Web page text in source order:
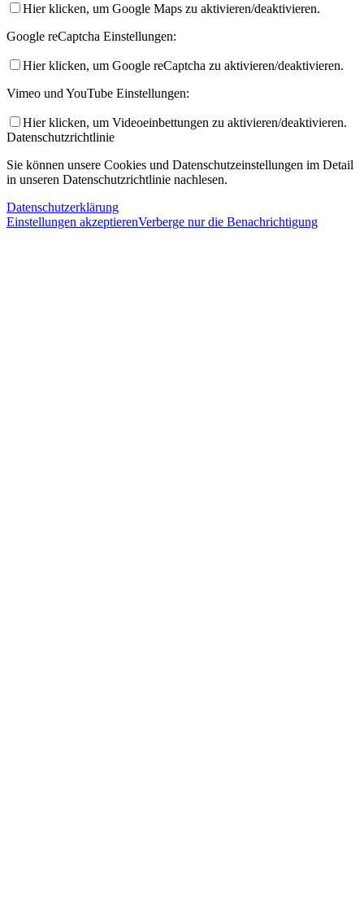
Hier klicken, um Google Maps zu aktivieren/deaktivieren.
Google reCaptcha Einstellungen:
Hier klicken, um Google reCaptcha zu aktivieren/deaktivieren.
Vimeo und YouTube Einstellungen:
Hier klicken, um Videoeinbettungen zu aktivieren/deaktivieren.
Datenschutzrichtlinie
Sie können unsere Cookies und Datenschutzeinstellungen im Detail
in unseren Datenschutzrichtlinie nachlesen.
Datenschutzerklärung
Einstellungen akzeptierenVerberge nur die Benachrichtigung